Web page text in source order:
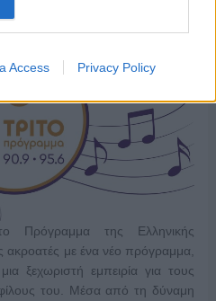
Access Privacy Policy
της Ελληνικής
ακροατές με ένα νέο πρόγραμμα,
ξεχωριστή εμπειρία για τους
του. Μέσα από τη δύναμη